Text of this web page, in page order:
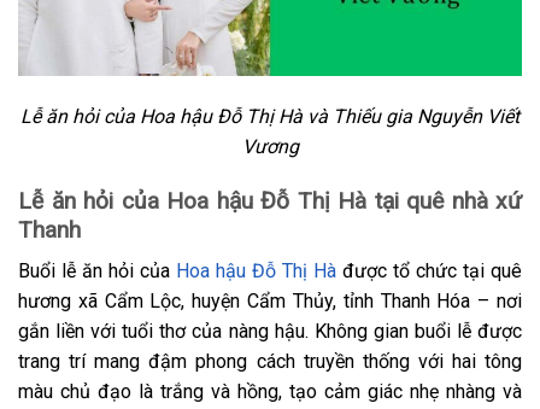
Lễ ăn hỏi của Hoa hậu Đỗ Thị Hà và Thiếu gia Nguyễn Viết
Vương
Lễ ăn hỏi của Hoa hậu Đỗ Thị Hà tại quê nhà xứ
Thanh
Buổi lễ ăn hỏi của Hoa hậu Đỗ Thị Hà được tổ chức tại quê
hương xã Cẩm Lộc, huyện Cẩm Thủy, tỉnh Thanh Hóa – nơi
gắn liền với tuổi thơ của nàng hậu. Không gian buổi lễ được
trang trí mang đậm phong cách truyền thống với hai tông
màu chủ đạo là trắng và hồng, tạo cảm giác nhẹ nhàng và